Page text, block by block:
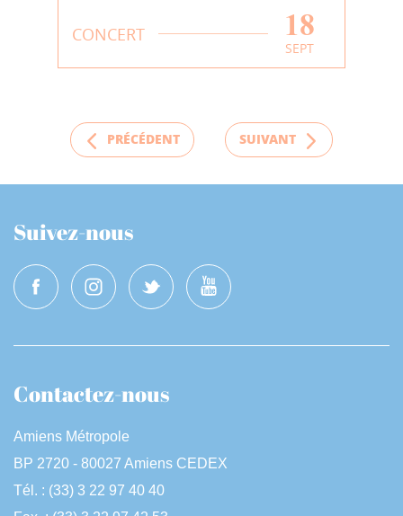
CONCERT 18
SEPT
PRÉCÉDENT SUIVANT
Suivez-nous
Contactez-nous
Amiens Métropole
BP 2720 - 80027 Amiens CEDEX
Tél. : (33) 3 22 97 40 40